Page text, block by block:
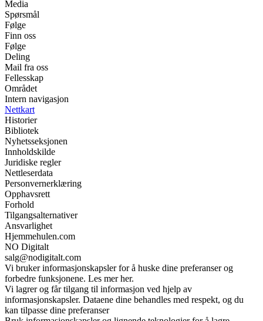
Media
Spørsmål
Følge
Finn oss
Følge
Deling
Mail fra oss
Fellesskap
Området
Intern navigasjon
Nettkart
Historier
Bibliotek
Nyhetsseksjonen
Innholdskilde
Juridiske regler
Nettleserdata
Personvernerklæring
Opphavsrett
Forhold
Tilgangsalternativer
Ansvarlighet
Hjemmehulen.com
NO Digitalt
salg@nodigitalt.com
Vi bruker informasjonskapsler for å huske dine preferanser og
forbedre funksjonene. Les mer her.
Vi lagrer og får tilgang til informasjon ved hjelp av
informasjonskapsler. Dataene dine behandles med respekt, og du
kan tilpasse dine preferanser